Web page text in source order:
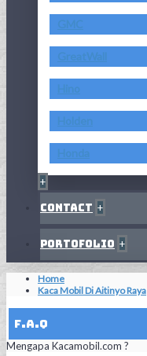
GMC
GreatWall
Hino
Holden
Honda
+
Contact +
Portofolio +
Home
Kaca Mobil Di Aitinyo Raya
F.A.Q
Mengapa Kacamobil.com ?